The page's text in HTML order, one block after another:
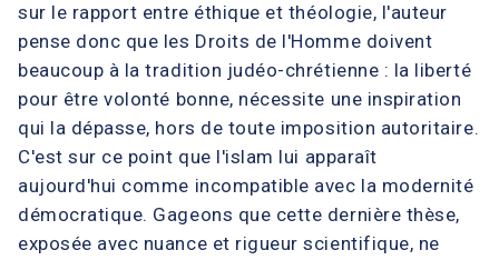
sur le rapport entre éthique et théologie, l'auteur
pense donc que les Droits de l'Homme doivent
beaucoup à la tradition judéo-chrétienne : la liberté
pour être volonté bonne, nécessite une inspiration
qui la dépasse, hors de toute imposition autoritaire.
C'est sur ce point que l'islam lui apparaît
aujourd'hui comme incompatible avec la modernité
démocratique. Gageons que cette dernière thèse,
exposée avec nuance et rigueur scientifique, ne